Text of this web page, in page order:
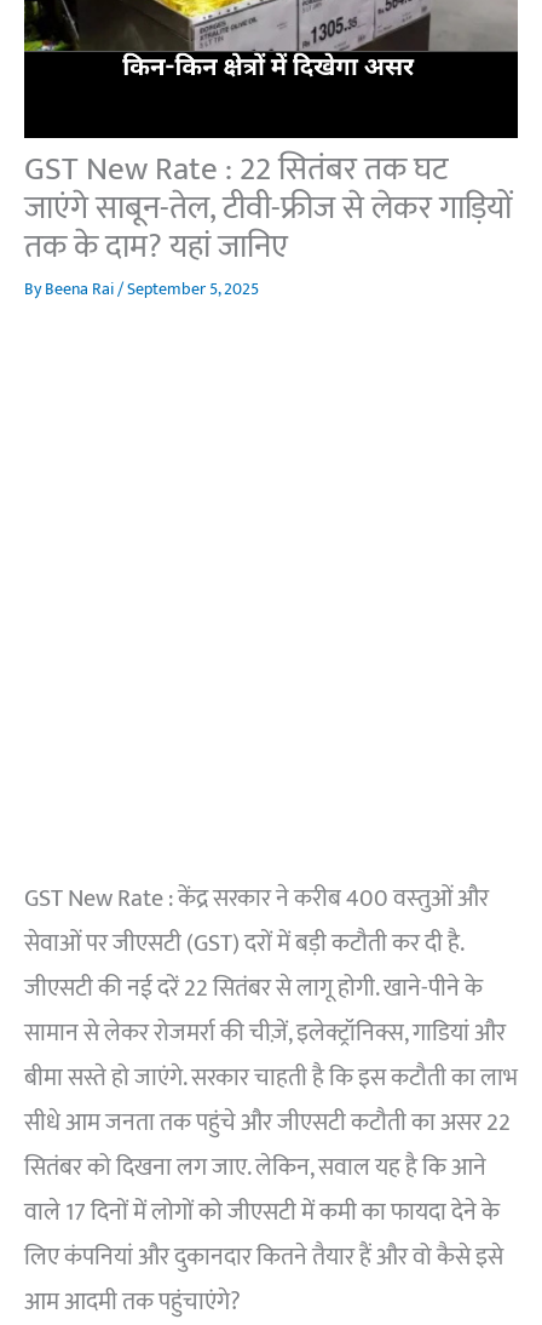
GST New Rate : 22 सितंबर तक घट
जाएंगे साबून-तेल, टीवी-फ्रीज से लेकर गाड़ियों
तक के दाम? यहां जानिए
ByBeena Rai/September 5, 2025
GST New Rate : केंद्र सरकार ने करीब 400 वस्‍तुओं और
सेवाओं पर जीएसटी (GST) दरों में बड़ी कटौती कर दी है.
जीएसटी की नई दरें 22 सितंबर से लागू होगी. खाने-पीने के
सामान से लेकर रोजमर्रा की चीज़ें, इलेक्ट्रॉनिक्स, गाडियां और
बीमा सस्ते हो जाएंगे. सरकार चाहती है कि इस कटौती का लाभ
सीधे आम जनता तक पहुंचे और जीएसटी कटौती का असर 22
सितंबर को दिखना लग जाए. लेकिन, सवाल यह है कि आने
वाले 17 दिनों में लोगों को जीएसटी में कमी का फायदा देने के
लिए कंपनियां और दुकानदार कितने तैयार हैं और वो कैसे इसे
आम आदमी तक पहुंचाएंगे?